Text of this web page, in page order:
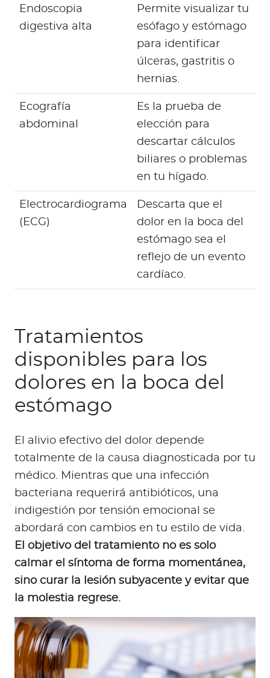
Endoscopia
digestiva alta
Permite visualizar tu
esófago y estómago
para identificar
úlceras, gastritis o
hernias.
Ecografía
abdominal
Es la prueba de
elección para
descartar cálculos
biliares o problemas
en tu hígado.
Electrocardiograma
(ECG)
Descarta que el
dolor en la boca del
estómago sea el
reflejo de un evento
cardíaco.
Tratamientos
disponibles para los
dolores en la boca del
estómago
El alivio efectivo del dolor depende
totalmente de la causa diagnosticada por tu
médico. Mientras que una infección
bacteriana requerirá antibióticos, una
indigestión por tensión emocional se
abordará con cambios en tu estilo de vida.
El objetivo del tratamiento no es solo
calmar el síntoma de forma momentánea,
sino curar la lesión subyacente y evitar que
la molestia regrese.